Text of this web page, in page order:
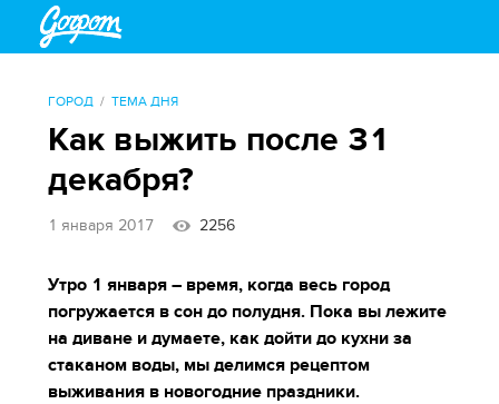
ГОРОД ТЕМА ДНЯ
Как выжить после 31
декабря?
1 января 2017 2256
Утро 1 января – время, когда весь город
погружается в сон до полудня. Пока вы лежите
на диване и думаете, как дойти до кухни за
стаканом воды, мы делимся рецептом
выживания в новогодние праздники.